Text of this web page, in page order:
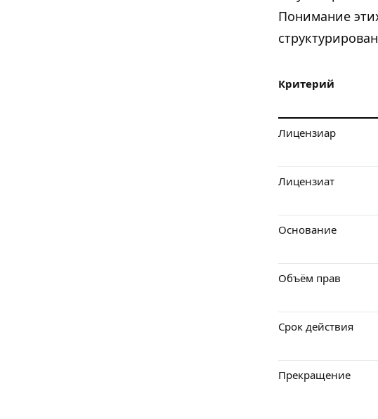
Понимание
Критерий
Лицензиар
Лицензиат
Основание
Объём прав
Срок действия
Прекращение